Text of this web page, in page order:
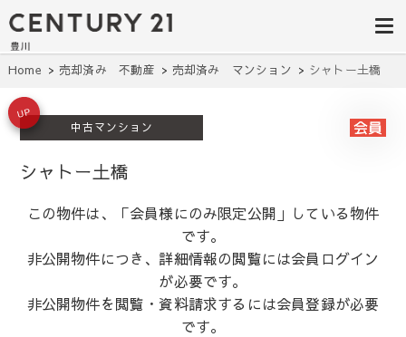
豊田市の中古
住宅・土地・
リノベ物件探
し｜センチュ
リー21豊川
建て・土地探しはセンチュリー21豊
川へ。豊田市内の最新物件情報を随
時更新中！駅近、建築条件無し、ペ
ット可、学区別など、お客様のこだ
単検索。
Home 売却済み 不動産 売却済み マンション シャトー土橋
中古マンション
シャトー土橋
UP
この物件は、「会員様にのみ限定公開」している物件
です。
非公開物件につき、詳細情報の閲覧には会員ログイン
が必要です。
非公開物件を閲覧・資料請求するには会員登録が必要
です。